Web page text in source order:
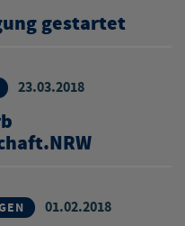
gestartet
23.03.2018
01.02.2018